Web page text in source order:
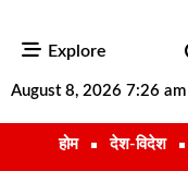
Explore
August 8, 2026 7:26 am
होम देश-विदेश